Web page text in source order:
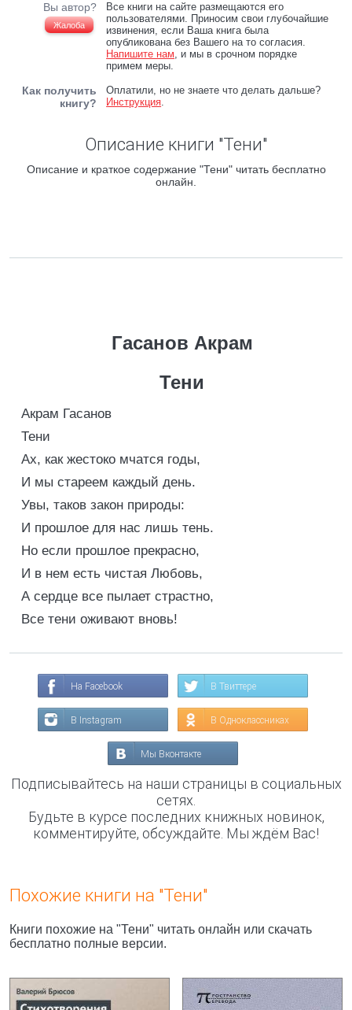
Вы автор?
Жалоба
Все книги на сайте размещаются его
пользователями. Приносим свои глубочайшие
извинения, если Ваша книга была
опубликована без Вашего на то согласия.
Напишите нам, и мы в срочном порядке
примем меры.
Как получить
книгу?
Оплатили, но не знаете что делать дальше?
Инструкция.
Описание книги "Тени"
Описание и краткое содержание "Тени" читать бесплатно
онлайн.
Гасанов Акрам
Тени
Акрам Гасанов
Тени
Ах, как жестоко мчатся годы,
И мы стареем каждый день.
Увы, таков закон природы:
И прошлое для нас лишь тень.
Но если прошлое прекрасно,
И в нем есть чистая Любовь,
А сердце все пылает страстно,
Все тени оживают вновь!
На Facebook В Твиттере
В Instagram В Одноклассниках
Мы Вконтакте
Подписывайтесь на наши страницы в социальных
сетях.
Будьте в курсе последних книжных новинок,
комментируйте, обсуждайте. Мы ждём Вас!
Похожие книги на "Тени"
Книги похожие на "Тени" читать онлайн или скачать
бесплатно полные версии.